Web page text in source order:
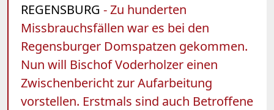
REGENSBURG - Zu hunderten
Missbrauchsfällen war es bei den
Regensburger Domspatzen gekommen.
Nun will Bischof Voderholzer einen
Zwischenbericht zur Aufarbeitung
vorstellen. Erstmals sind auch Betroffene